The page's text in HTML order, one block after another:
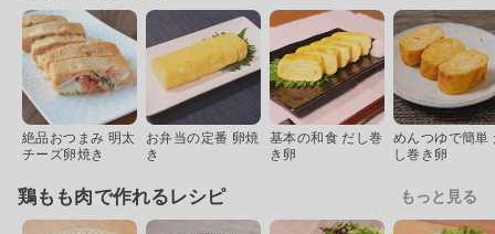
絶品おつまみ 明太
チーズ卵焼き
お弁当の定番 卵焼
き
基本の和食 だし巻
き卵
めんつゆで簡単
し巻き卵
鶏もも肉で作れるレシピ もっと見る